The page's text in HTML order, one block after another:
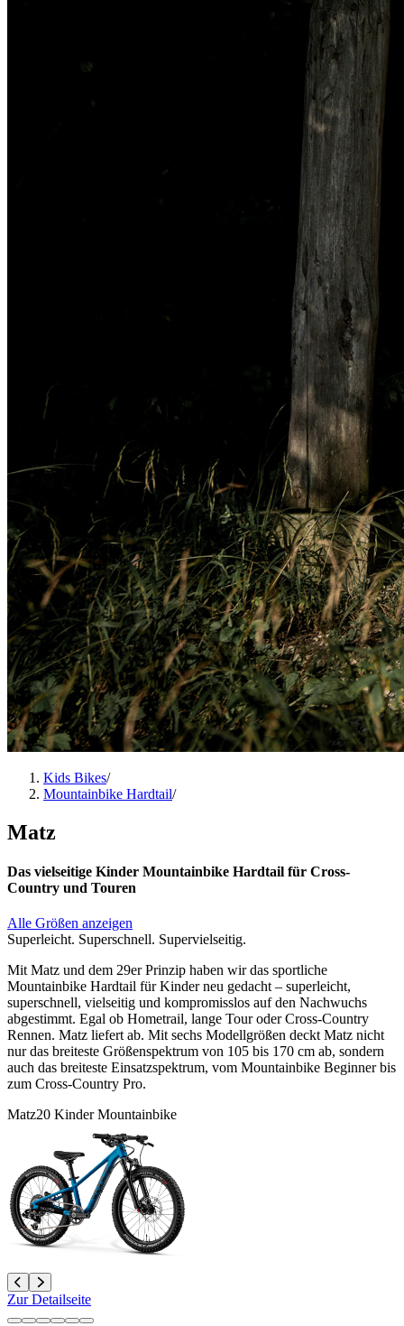
Kids Bikes/
Mountainbike Hardtail/
Matz
Das vielseitige Kinder Mountainbike Hardtail für Cross-
Country und Touren
Alle Größen anzeigen
Superleicht. Superschnell. Supervielseitig.
Mit Matz und dem 29er Prinzip haben wir das sportliche
Mountainbike Hardtail für Kinder neu gedacht – superleicht,
superschnell, vielseitig und kompromisslos auf den Nachwuchs
abgestimmt. Egal ob Hometrail, lange Tour oder Cross-Country
Rennen. Matz liefert ab. Mit sechs Modellgrößen deckt Matz nicht
nur das breiteste Größenspektrum von 105 bis 170 cm ab, sondern
auch das breiteste Einsatzspektrum, vom Mountainbike Beginner bis
zum Cross-Country Pro.
Matz20 Kinder Mountainbike
Zur Detailseite